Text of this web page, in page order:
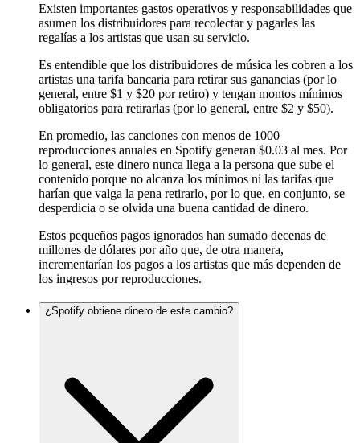
Existen importantes gastos operativos y responsabilidades que
asumen los distribuidores para recolectar y pagarles las
regalías a los artistas que usan su servicio.
Es entendible que los distribuidores de música les cobren a los
artistas una tarifa bancaria para retirar sus ganancias (por lo
general, entre $1 y $20 por retiro) y tengan montos mínimos
obligatorios para retirarlas (por lo general, entre $2 y $50).
En promedio, las canciones con menos de 1000
reproducciones anuales en Spotify generan $0.03 al mes. Por
lo general, este dinero nunca llega a la persona que sube el
contenido porque no alcanza los mínimos ni las tarifas que
harían que valga la pena retirarlo, por lo que, en conjunto, se
desperdicia o se olvida una buena cantidad de dinero.
Estos pequeños pagos ignorados han sumado decenas de
millones de dólares por año que, de otra manera,
incrementarían los pagos a los artistas que más dependen de
los ingresos por reproducciones.
¿Spotify obtiene dinero de este cambio?